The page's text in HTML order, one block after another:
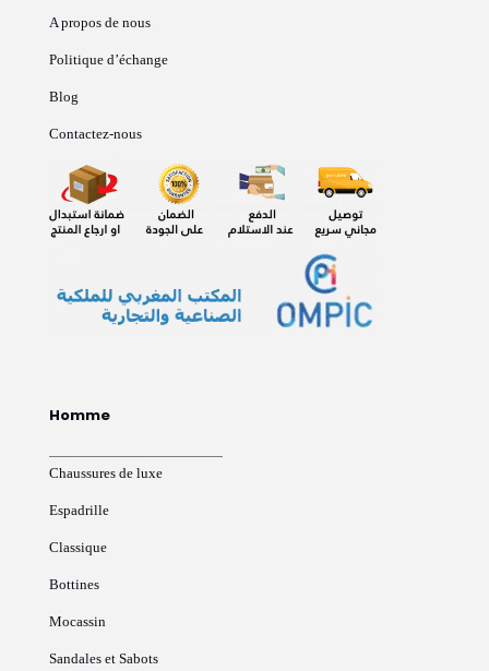
A propos de nous
Politique d’échange
Blog
Contactez-nous
Homme
Chaussures de luxe
Espadrille
Classique
Bottines
Mocassin
Sandales et Sabots